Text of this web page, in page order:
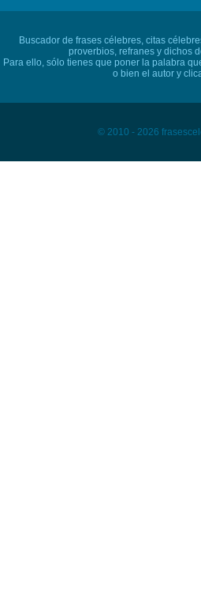
Buscador de frases célebres, citas
proverbios, refranes y dichos
Para ello, sólo tienes que poner la palabra
o bien el autor y
© 2010 - 2026